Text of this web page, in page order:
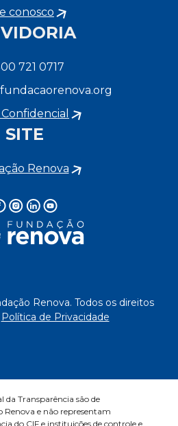
conosco
721 0717
SITE
Renova
Renova. Todos os direitos
Política de Privacidade
da Transparência são de
Renova e não representam
do CIF e instituições de controle e